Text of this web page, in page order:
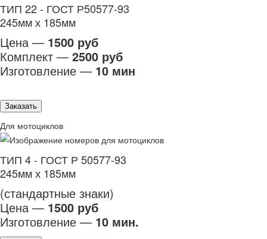
ТИП 22 - ГОСТ Р50577-93
245мм х 185мм
Цена — 1500 руб
Комплект — 2500 руб
Изготовление — 10 мин
Заказать
Для мотоциклов
ТИП 4 - ГОСТ Р 50577-93
245мм х 185мм
(стандартные знаки)
Цена — 1500 руб
Изготовление — 10 мин.